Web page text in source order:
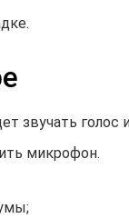
звучать голос
микрофон.